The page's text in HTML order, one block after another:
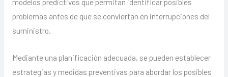
problemas antes de que se conviertan en interrupciones del
suministro.
Mediante una planificación adecuada, se pueden establecer
estrategias y medidas preventivas para abordar los posibles